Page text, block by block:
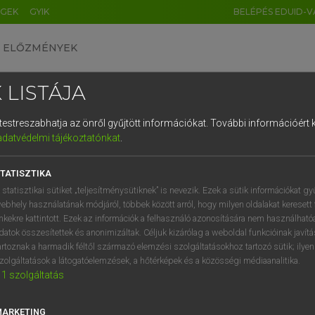
GYIK BELÉPÉS EDUID-
ELŐZMÉNYEK
szótár
VAN ELŐFIZETÉSED?
megtekintéséhez.
LISTÁJA
az önről gyűjtött információkat. További információért
tájékoztatónkat.
statisztikai sütiket „teljesítménysütiknek” is nevezik. Ezek a sütik információkat
használatának módjáról, többek között arról, hogy milyen oldalakat keresett
kattintott. Ezek az információk a felhasználó azonosítására nem
összesítettek és anonimizáltak. Céljuk kizárólag a weboldal funkcióinak
a harmadik féltől származó elemzési szolgáltatásokhoz tartozó sütik;
a látogatóelemzések, a hőtérképek és a közösségi médiaanalitika.
1 szolgáltatás
DE CN FR ES IT NL
1 2 3 4 5 6 7 8 9
q w e r t z u i
a s d f g h j k l é
í y x c v b n m , .